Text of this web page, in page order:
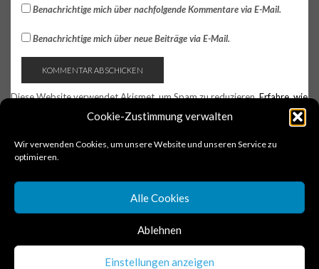
Cookie-Zustimmung verwalten
Wir verwenden Cookies, um unsere Website und unseren Service zu
optimieren.
Alle Cookies
Ablehnen
Einstellungen anzeigen
Benachrichtige mich über nachfolgende Kommentare via E-Mail.
Benachrichtige mich über neue Beiträge via E-Mail.
Diese Website verwendet Akismet, um Spam zu reduzieren.Erfahre, wie